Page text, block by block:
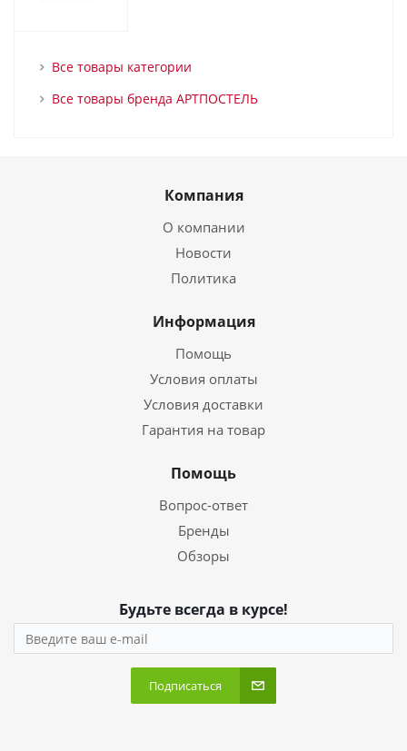
Все товары категории
Все товары бренда АРТПОСТЕЛЬ
Компания
О компании
Новости
Политика
Информация
Помощь
Условия оплаты
Условия доставки
Гарантия на товар
Помощь
Вопрос-ответ
Бренды
Обзоры
Будьте всегда в курсе!
Подписаться